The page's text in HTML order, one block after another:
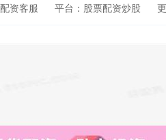
资客服 平台：股票配资炒股